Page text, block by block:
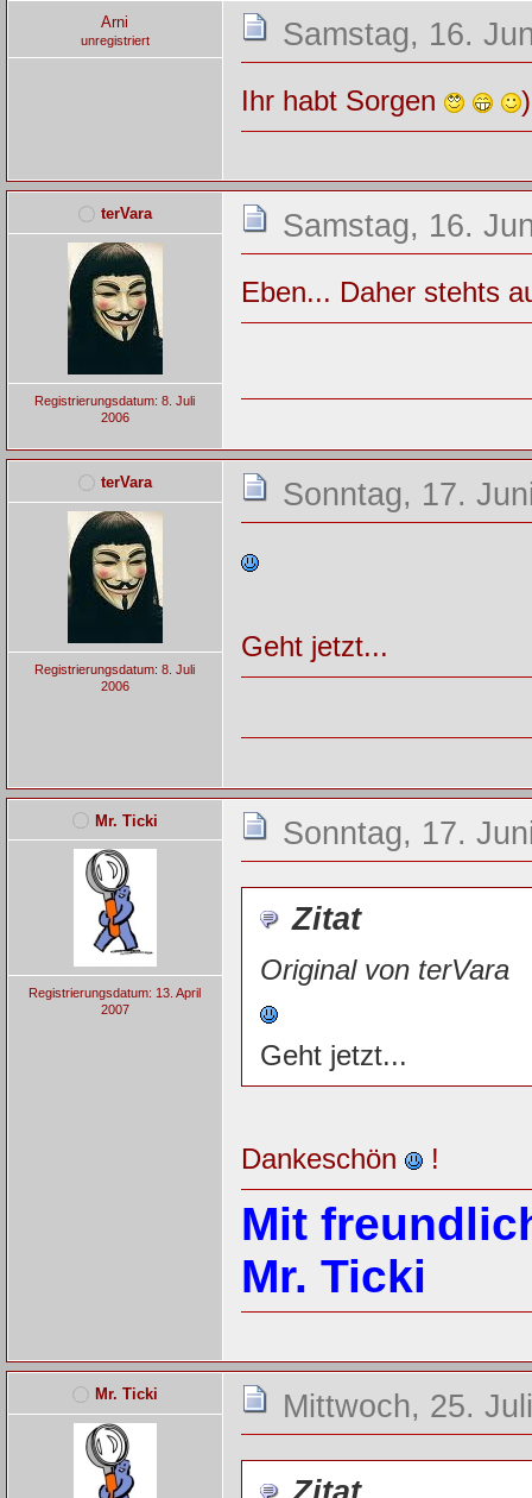
Arni
unregistriert Samstag, 16.
Ihr habt Sorgen
terVara
Registrierungsdatum: 8. Juli
2006
Samstag, 16.
Eben... Daher stehts
terVara
Registrierungsdatum: 8. Juli
2006
Sonntag, 17.
Geht jetzt...
Mr. Ticki
Registrierungsdatum: 13. April
2007
Sonntag, 17.
Zitat
Original von terVara
Geht jetzt...
Dankeschön !
Mit
Mr. Ticki
Mr. Ticki Mittwoch, 25.